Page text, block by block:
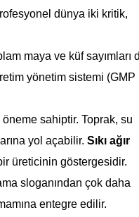
dünya iki kritik,
maya ve küf sayımları
yönetim sistemi (GMP
sahiptir. Toprak, su
yol açabilir. Sıkı ağır
üreticinin göstergesidir.
sloganından çok daha
entegre edilir.